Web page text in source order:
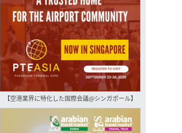
【空港業界に特化した国際会議@シンガポール】
いますぐ登録する